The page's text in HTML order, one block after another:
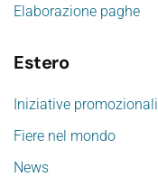
Elaborazione paghe
Estero
Iniziative promozionali
Fiere nel mondo
News